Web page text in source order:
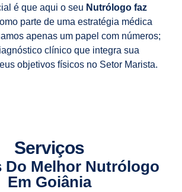
é que aqui o seu Nutrólogo faz
parte de uma estratégia médica
apenas um papel com números;
clínico que integra sua
objetivos físicos no Setor Marista.
Serviços
Do Melhor Nutrólogo
Em Goiânia